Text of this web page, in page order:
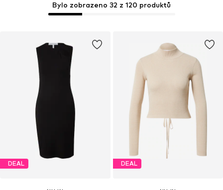
Bylo zobrazeno 32 z 120 produktů
DEAL DEAL